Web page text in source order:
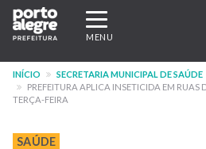
Pular
para
conteúdo
principal
Expandir/recolher
navegação
MENU
INÍCIO
SECRETARIA MUNICIPAL DE SAÚDE
PREFEITURA APLICA INSETICIDA EM RUAS
TERÇA-FEIRA
SAÚDE